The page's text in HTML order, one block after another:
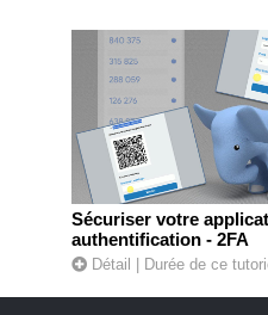
Sécuriser votre
authentification - 2FA
Détail | Durée de ce